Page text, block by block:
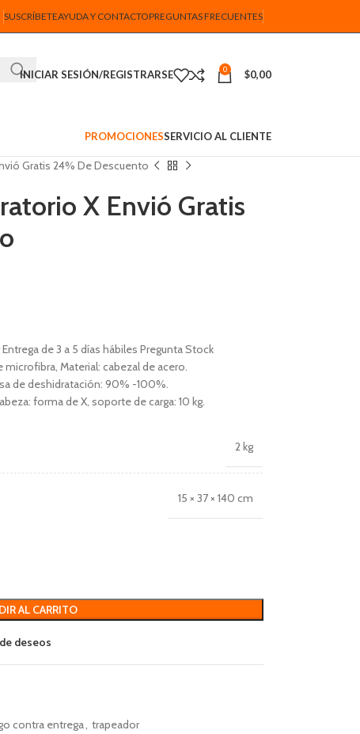
SUSCRÍBETEAYUDA Y CONTACTOPREGUNTAS FRECUENTES
INICIAR SESIÓN/REGISTRARSE 0 $0,00
PROMOCIONESSERVICIO AL CLIENTE
Gratis 24% De Descuento
X Envió Gratis
de 3 a 5 días hábiles Pregunta Stock
Material: cabezal de acero.
de deshidratación: 90% -100%.
forma de X, soporte de carga: 10 kg.
2 kg
15 × 37 × 140 cm
AL CARRITO
deseos
contra entrega trapeador